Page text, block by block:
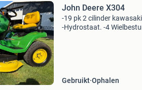
John Deere X304
-19 pk 2 cilinder
-Hydrostaat. -4
Gebruikt Ophalen